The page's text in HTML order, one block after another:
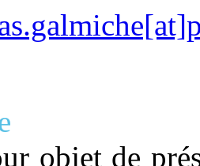
objet de